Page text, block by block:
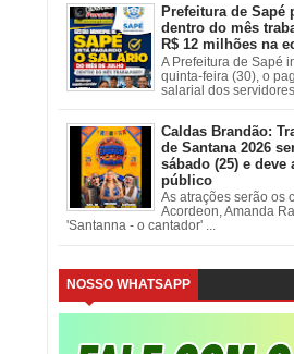
Prefeitura de Sapé
dentro do mês
R$ 12 milhões na
A Prefeitura de Sapé
quinta-feira (30), o
salarial dos servidores
Caldas Brandão:
de Santana 2026
sábado (25) e deve
público
As atrações serão os
Acordeon, Amanda
'Santanna - o cantador' ...
NOSSO WHATSAPP